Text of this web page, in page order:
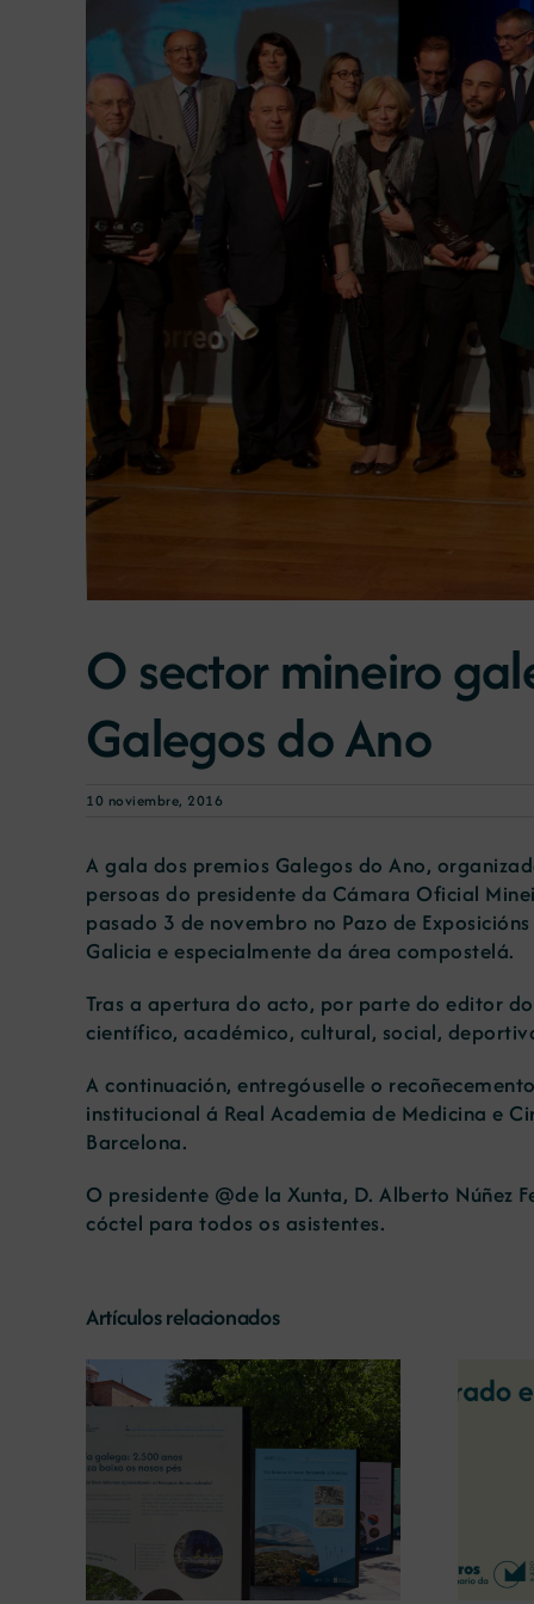
O sector mineiro
Galegos do Ano
10 noviembre, 2016
A gala dos premios Galegos do Ano,
persoas do presidente da Cámara Oficial
pasado 3 de novembro no Pazo de
Galicia e especialmente da área compostelá.
Tras a apertura do acto, por parte do editor
científico, académico, cultural, social,
A continuación, entregóuselle o
institucional á Real Academia de Medicina e
Barcelona.
O presidente @de la Xunta, D. Alberto Núñez
cóctel para todos os asistentes.
Artículos relacionados
La COMG reúne a dos
líderes empresarias con
motivo de su Centenario
para debatir sobre el futuro
del rural gallego